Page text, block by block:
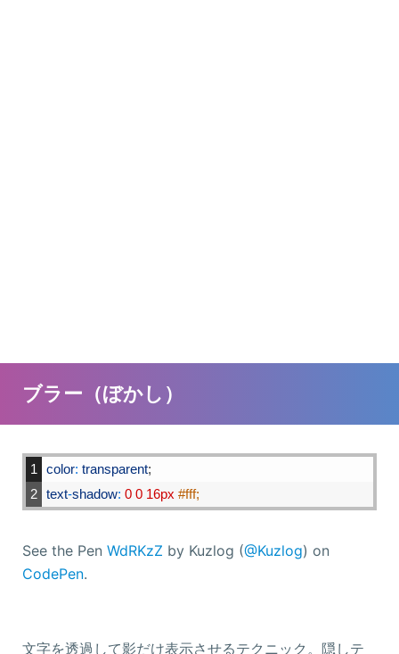
ブラー（ぼかし）
1
2
color: transparent;
text-shadow: 0 0 16px #fff;
See the Pen WdRKzZ by Kuzlog (@Kuzlog) on
CodePen.
文字を透過して影だけ表示させるテクニック。隠しテ